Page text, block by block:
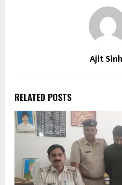
Ajit
RELATED POSTS